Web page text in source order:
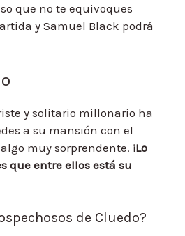
que no te equivoques
y Samuel Black podrá
y solitario millonario ha
a su mansión con el
muy sorprendente. ¡Lo
que entre ellos está su
de Cluedo?